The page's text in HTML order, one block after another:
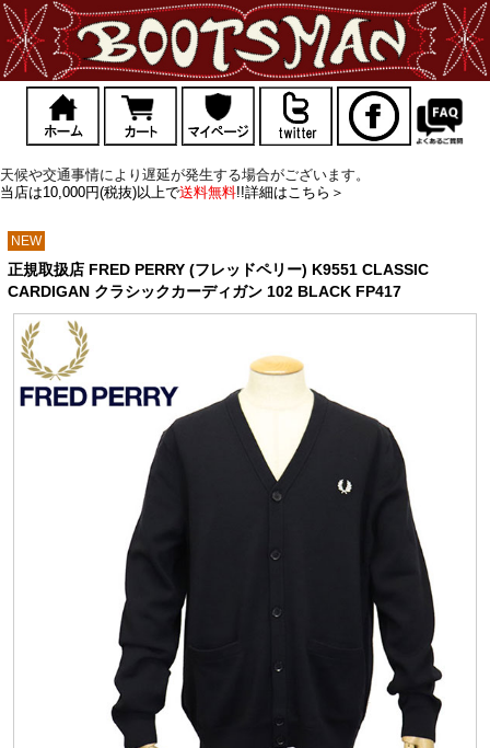
天候や交通事情により遅延が発生する場合がございます。
当店は10,000円(税抜)以上で送料無料!!詳細はこちら＞
NEW
正規取扱店 FRED PERRY (フレッドペリー) K9551 CLASSIC
CARDIGAN クラシックカーディガン 102 BLACK FP417